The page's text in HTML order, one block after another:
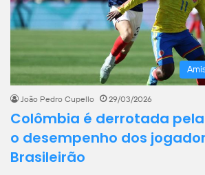
João Pedro Cupello 29/03/2026
Colômbia é derrotada
o desempenho dos
Brasileirão